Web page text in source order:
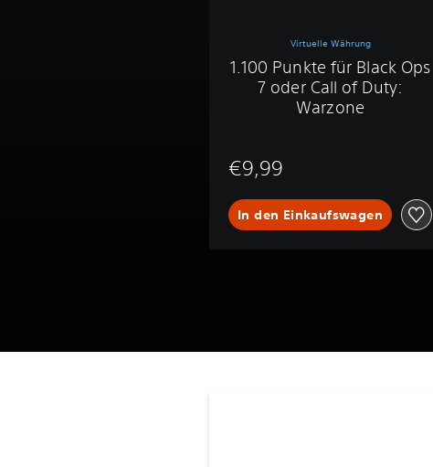
Virtuelle Währung
1.100 Punkte für Black Ops
7 oder Call of Duty:
Warzone
€9,99
In den Einkaufswagen